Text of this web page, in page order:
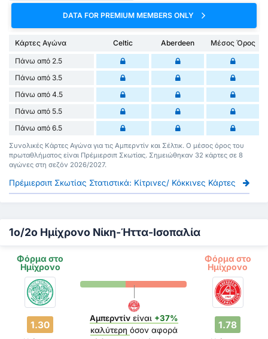
DATA FOR PREMIUM MEMBERS ONLY
Κάρτες Αγώνα Celtic Aberdeen
Μέσος Όρος
Πάνω από 2.5
Πάνω από 3.5
Πάνω από 4.5
Πάνω από 5.5
Πάνω από 6.5
Συνολικές Κάρτες Αγώνα για τις Αμπερντίν και Σέλτικ. Ο μέσος όρος του
πρωταθλήματος είναι Πρέμιερσιπ Σκωτίας. Σημειώθηκαν 32 κάρτες σε 8
αγώνες στη σεζόν 2026/2027.
Πρέμιερσιπ Σκωτίας Στατιστικά: Κίτρινες/ Κόκκινες Κάρτες
1ο/2ο Ημίχρονο Νίκη-Ήττα-Ισοπαλία
Φόρμα στο
Ημίχρονο
Φόρμα στο
Ημίχρονο
1.30
Αμπερντίνείναι +37%
καλύτερη όσον αφορά
1.78